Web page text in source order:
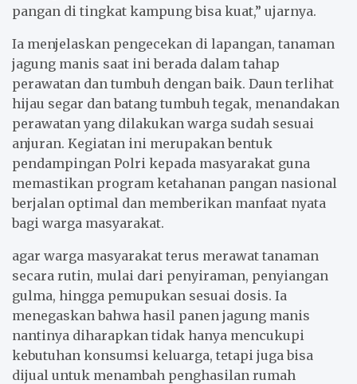
pangan di tingkat kampung bisa kuat,” ujarnya.
Ia menjelaskan pengecekan di lapangan, tanaman
jagung manis saat ini berada dalam tahap
perawatan dan tumbuh dengan baik. Daun terlihat
hijau segar dan batang tumbuh tegak, menandakan
perawatan yang dilakukan warga sudah sesuai
anjuran. Kegiatan ini merupakan bentuk
pendampingan Polri kepada masyarakat guna
memastikan program ketahanan pangan nasional
berjalan optimal dan memberikan manfaat nyata
bagi warga masyarakat.
agar warga masyarakat terus merawat tanaman
secara rutin, mulai dari penyiraman, penyiangan
gulma, hingga pemupukan sesuai dosis. Ia
menegaskan bahwa hasil panen jagung manis
nantinya diharapkan tidak hanya mencukupi
kebutuhan konsumsi keluarga, tetapi juga bisa
dijual untuk menambah penghasilan rumah